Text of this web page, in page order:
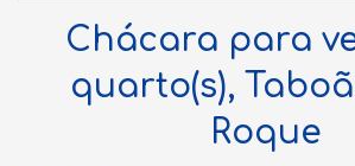
Chácara para
quarto(s),
Roque